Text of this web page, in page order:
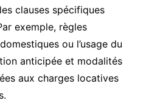
clauses spécifiques
exemple, règles
ou l’usage du
anticipée et modalités
aux charges locatives